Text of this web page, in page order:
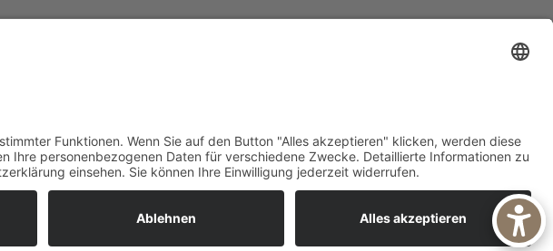
KONTAKT IMPRESSUM DATENSCHUTZ
AGB
DOWNLOADS